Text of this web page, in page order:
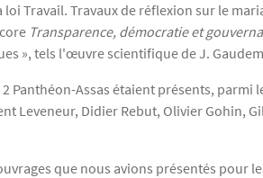
Travail. Travaux de réflexion sur le
Transparence, démocratie et
», tels l'œuvre scientifique de J.
Panthéon-Assas étaient présents,
Leveneur, Didier Rebut, Olivier
que nous avions présentés pour